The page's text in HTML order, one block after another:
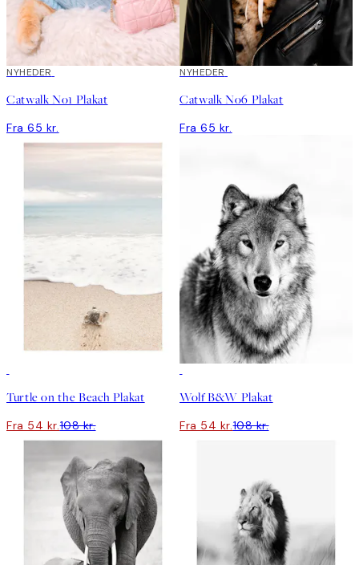
NYHEDER
Catwalk No1 Plakat
Fra 65 kr.
NYHEDER
Catwalk No6 Plakat
Fra 65 kr.
Turtle on the Beach Plakat
Fra 54 kr.108 kr.
Wolf B&W Plakat
Fra 54 kr.108 kr.